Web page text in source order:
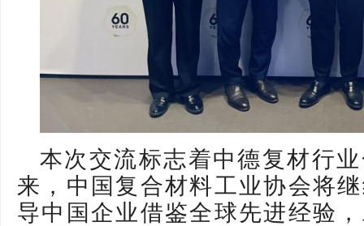
本次交流标志着中德复材行
来，中国复合材料工业协会将
导中国企业借鉴全球先进经验